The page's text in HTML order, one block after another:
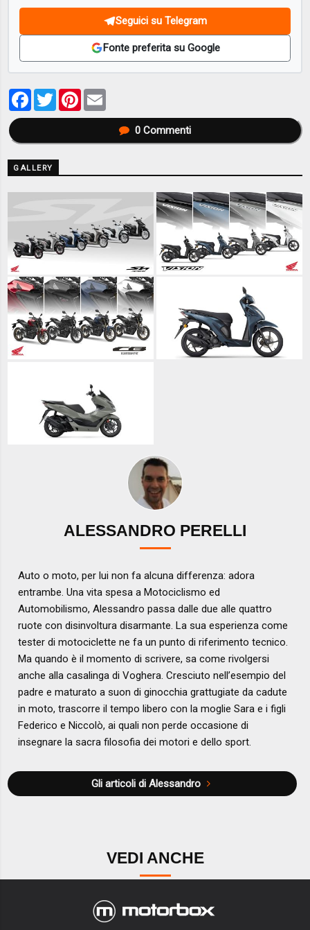
Seguici su Telegram
Fonte preferita su Google
Facebook
TwitterPinterest
0Commenti
GALLERY
ALESSANDRO PERELLI
Auto o moto, per lui non fa alcuna differenza: adora
entrambe. Una vita spesa a Motociclismo ed
Automobilismo, Alessandro passa dalle due alle quattro
ruote con disinvoltura disarmante. La sua esperienza come
tester di motociclette ne fa un punto di riferimento tecnico.
Ma quando è il momento di scrivere, sa come rivolgersi
anche alla casalinga di Voghera. Cresciuto nell’esempio del
padre e maturato a suon di ginocchia grattugiate da cadute
in moto, trascorre il tempo libero con la moglie Sara e i figli
Federico e Niccolò, ai quali non perde occasione di
insegnare la sacra filosofia dei motori e dello sport.
Gli articoli di Alessandro
VEDI ANCHE